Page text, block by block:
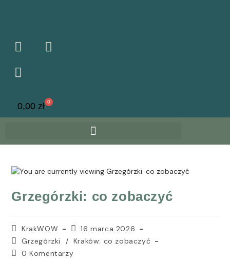
0,00 zł 0
Grzegórzki: co zobaczyć
KrakWOW
16 marca 2026
Grzegórzki
/ Kraków: co zobaczyć
0 Komentarzy